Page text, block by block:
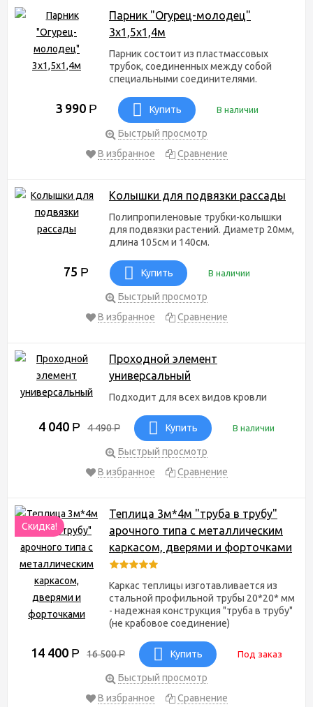
Парник "Огурец-молодец"
3х1,5х1,4м
Парник состоит из пластмассовых
трубок, соединенных между собой
специальными соединителями.
3 990 Р Купить В наличии
Быстрый просмотр
В избранное
Сравнение
Колышки для подвязки рассады
Полипропиленовые трубки-колышки
для подвязки растений. Диаметр 20мм,
длина 105см и 140см.
75 Р Купить В наличии
Быстрый просмотр
В избранное
Сравнение
Проходной элемент
универсальный
Подходит для всех видов кровли
4 040 Р 4 490Р Купить В наличии
Быстрый просмотр
В избранное
Сравнение
Скидка!
Теплица 3м*4м "труба в трубу"
арочного типа с металлическим
каркасом, дверями и форточками
Каркас теплицы изготавливается из
стальной профильной трубы 20*20* мм
- надежная конструкция "труба в трубу"
(не крабовое соединение)
14 400 Р 16 500Р Купить Под заказ
Быстрый просмотр
В избранное
Сравнение